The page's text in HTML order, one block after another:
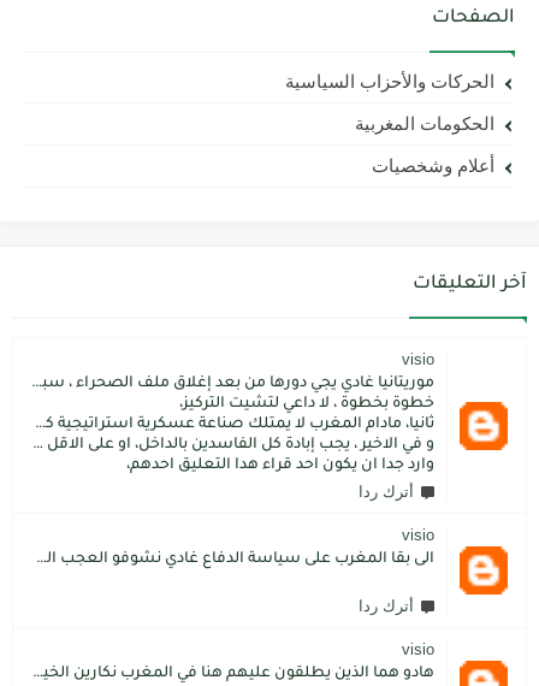
الصفحات
الحركات والأحزاب السياسية
الحكومات المغربية
أعلام وشخصيات
آخر التعليقات
visio
موريتانيا غادي يجي دورها من بعد إغلاق ملف الصحراء ، سبتة مليلية و الجزر،
خطوة بخطوة ، لا داعي لتشيت التركيز،
ثانيا، مادام المغرب لا يمتلك صناعة عسكرية استراتيجية كما فعل الاتراك فسيبقى داءما محل اطماع الغير،
و في الاخير ، يجب إبادة كل الفاسدين بالداخل، او على الاقل كما فعل محمد بن سلمان: قم بتسليم الاموال المنهوبة او المشنقة(حرفيا)، فقط هم بضعة آلاف ليسوا كُثر.
وارد جدا ان يكون احد قراء هدا التعليق احدهم،
أترك ردا
visio
الى بقا المغرب على سياسة الدفاع غادي نشوفو العجب المعجب من دولة الكبرانات.. دولة ما عندها تاريخ كاتسرق تراتنا ، اراضبنا و تاريخنا و حنا جالسين كانتسناو في الامم المتحدة تعطينا حل و الواقع هو كل عام مشكلتنا كاتعقد مع دولة الشر.. فرنسا اكبر شيطان من مازال حطا صبعها في شمال افريقيا، كانزيدو مشكل على مشكل اللهم كبرها تصغار .. الانسان هو لي يموت على ولادو و على ارضو
أترك ردا
visio
هادو هما الذين يطلقون عليهم هنا في المغرب نكارين الخير.كما يقول المثل المغربي دير الخير في الرجال تلقاه لاديرو فالشماتة راه يتوضر .لكن الخير دائما يعلو على الشر./.